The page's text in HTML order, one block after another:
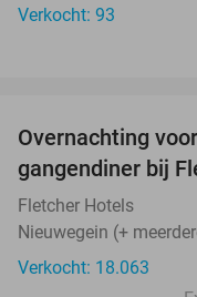
Verkocht: 93
Overnachting
gangendiner bij
Fletcher Hotels
Nieuwegein (+
Verkocht: 18.063